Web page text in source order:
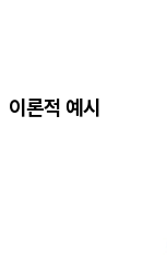
이론적 예시